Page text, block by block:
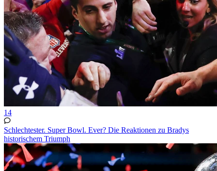
14
Schlechtester. Super Bowl. Ever? Die Reaktionen zu Bradys
historischem Triumph